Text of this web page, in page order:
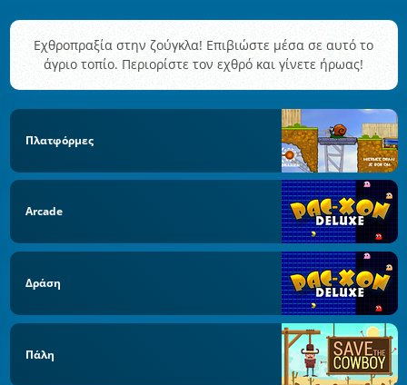
Εχθροπραξία στην ζούγκλα! Επιβιώστε μέσα σε αυτό το
άγριο τοπίο. Περιορίστε τον εχθρό και γίνετε ήρωας!
Πλατφόρμες
Arcade
Δράση
Πάλη